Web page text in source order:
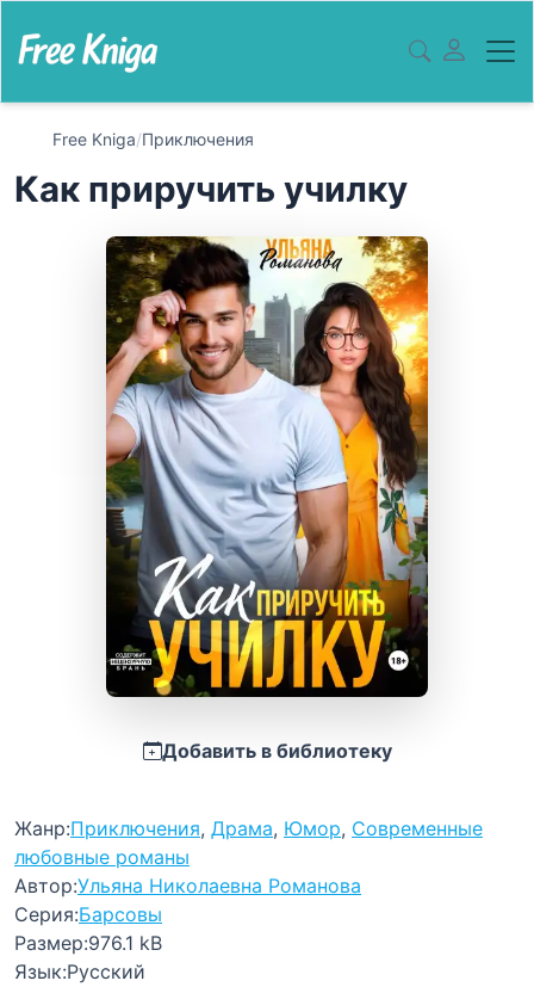
Free Kniga/Приключения
Как приручить училку
Добавить в библиотеку
Жанр:Приключения, Драма, Юмор, Современные
любовные романы
Автор:Ульяна Николаевна Романова
Серия:Барсовы
Размер:976.1 kB
Язык:Русский